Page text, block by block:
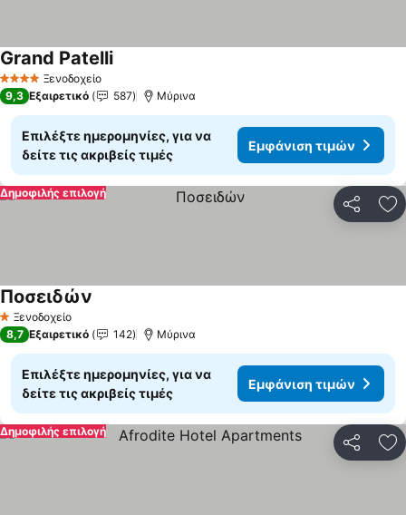
4 ΑστέριαΞενοδοχείο
Grand PatelliΕμφάνιση τιμών
9,3 Εξαιρετικό 587 Μύρινα
Επιλέξτε ημερομηνίες, για να
δείτε τις ακριβείς τιμές
Εμφάνιση τιμών
Δημοφιλής επιλογή
1 Αστέρια
Ξενοδοχείο
Ποσειδών
8,7 Εξαιρετικό 142 Μύρινα
Επιλέξτε ημερομηνίες, για να
δείτε τις ακριβείς τιμές
Εμφάνιση τιμών
Δημοφιλής επιλογή